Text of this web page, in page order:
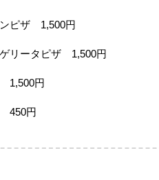
ピザ 1,500円
リータピザ 1,500円
1,500円
450円